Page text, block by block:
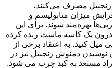
که در طول هفته 2 تا 3 بار زنجبیل مصرف می‌کنند،
میزان متابولیسم و
بهره‌مند شوند. برای این
درون یک کاسه ماست رنده کرده
کنید. به اعتقاد برخی از
دمنوش زنجبیل نیز در
مستعد به کبد چرب می شود.